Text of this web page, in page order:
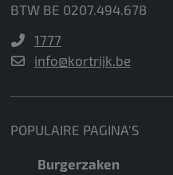
BTW BE 0207.494.678
1777
info@kortrijk.be
POPULAIRE PAGINA'S
Burgerzaken